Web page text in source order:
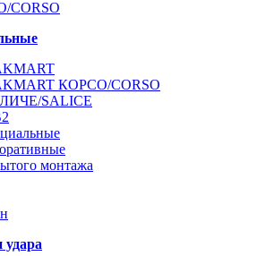
КОРСО/CORSO
SALICE
монтажа
удара